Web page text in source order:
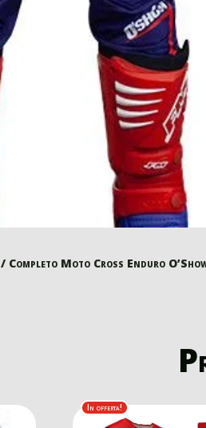
/ Completo Moto Cross Enduro
In offerta!